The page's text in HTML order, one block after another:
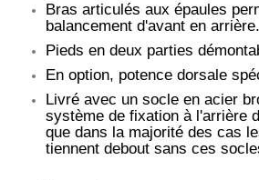
Bras articulés aux épaules
balancement d'avant en arrière.
Pieds en deux parties
En option, potence dorsale
Livré avec un socle en acier
système de fixation à l'arrière
que dans la majorité des cas
tiennent debout sans ces